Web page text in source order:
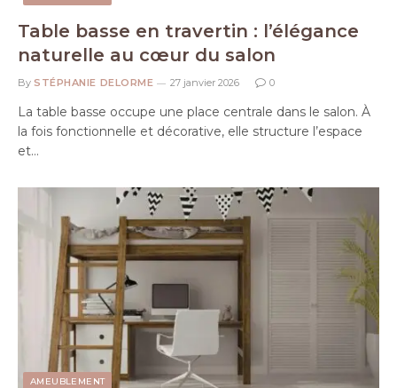
Table basse en travertin : l’élégance
naturelle au cœur du salon
By STÉPHANIE DELORME 27 janvier 2026 0
La table basse occupe une place centrale dans le salon. À
la fois fonctionnelle et décorative, elle structure l’espace
et…
AMEUBLEMENT